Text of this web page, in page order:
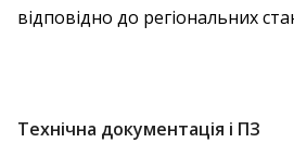
відповідно до регіональних
Технічна документація і ПЗ